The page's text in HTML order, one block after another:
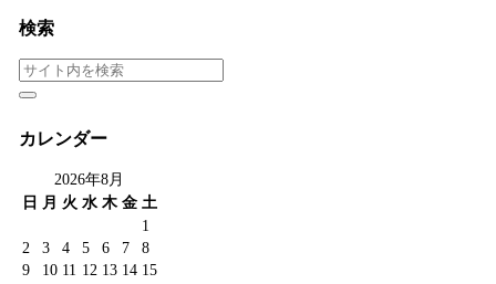
検索
カレンダー
2026年8月
日
月 火 水 木 金 土
1
2
3 4 5 6 7
8
9
10 11 12 13 14 15